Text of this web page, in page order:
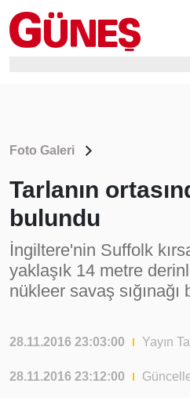
Foto Galeri
Tarlanın
bulundu
İngiltere'nin Suffolk
yaklaşık 14 metre
nükleer savaş sığınağı
28.11.2016 23:03:00 Yayın
28.11.2016 23:12:00